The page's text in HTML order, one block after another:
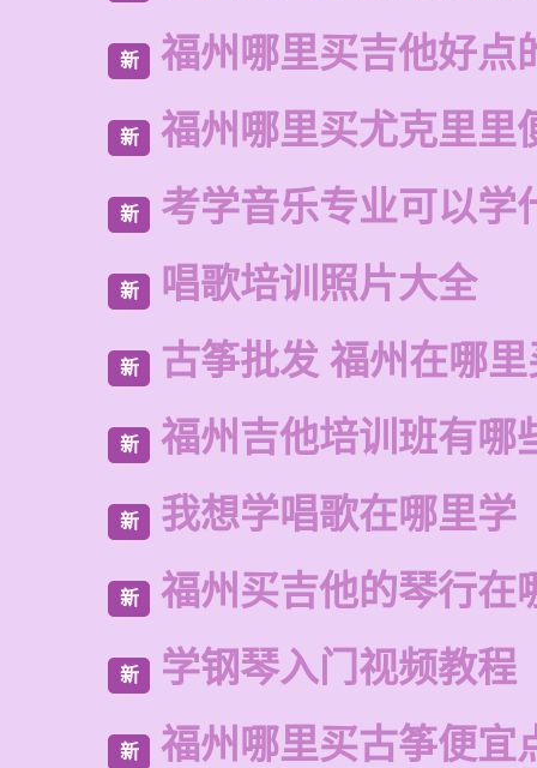
新 福州哪里买吉他好点
新 福州哪里买尤克里里
新 考学音乐专业可以学
新 唱歌培训照片大全
新 古筝批发 福州在哪
新 福州吉他培训班有哪
新 我想学唱歌在哪里学
新 福州买吉他的琴行在
新 学钢琴入门视频教程
新 福州哪里买古筝便宜